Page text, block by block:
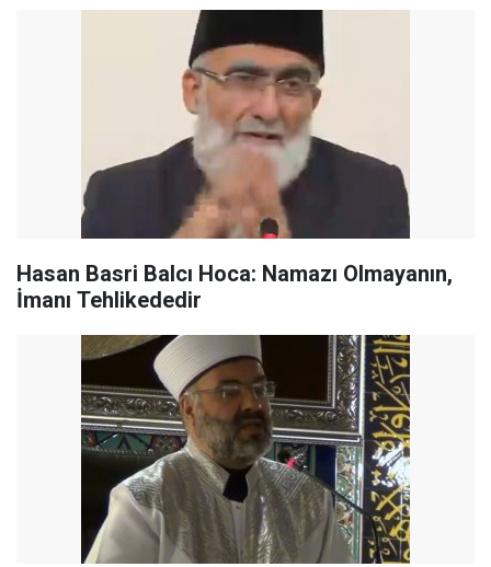
Hasan Basri Balcı Hoca: Namazı Olmayanın,
İmanı Tehlikededir